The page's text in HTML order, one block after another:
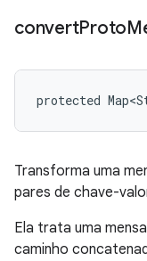
convertProto
protected
Transforma uma
pares de chave-
Ela trata uma
caminho